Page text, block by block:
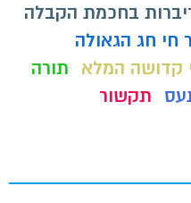
בחכמת הקבלה
חי חג הגאולה
קדושה המלא
תורה
תקשור